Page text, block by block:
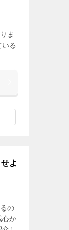
ま
る
よ
の
心か